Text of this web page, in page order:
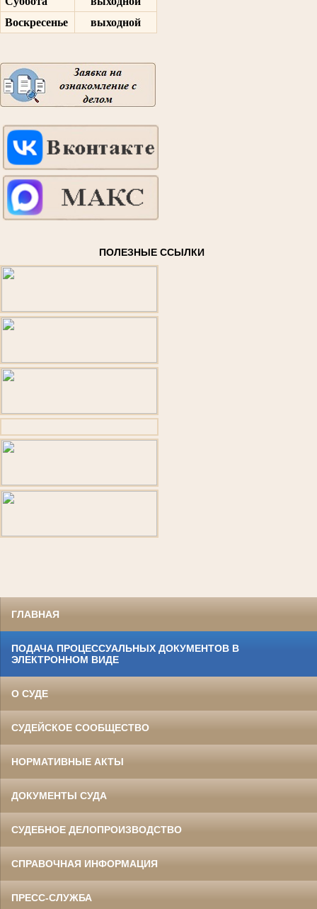
Воскресенье
выходной
ПОЛЕЗНЫЕ ССЫЛКИ
ГЛАВНАЯ
ПОДАЧА ПРОЦЕССУАЛЬНЫХ ДОКУМЕНТОВ В
ЭЛЕКТРОННОМ ВИДЕ
О СУДЕ
СУДЕЙСКОЕ СООБЩЕСТВО
НОРМАТИВНЫЕ АКТЫ
ДОКУМЕНТЫ СУДА
СУДЕБНОЕ ДЕЛОПРОИЗВОДСТВО
СПРАВОЧНАЯ ИНФОРМАЦИЯ
ПРЕСС-СЛУЖБА